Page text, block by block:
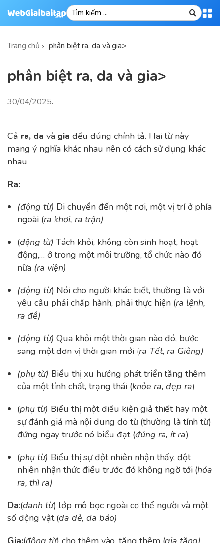
Trang chủ phân biệt ra, da và gia>
phân biệt ra, da và gia>
30/04/2025.
Cả ra, da và gia đều đúng chính tả. Hai từ này
mang ý nghĩa khác nhau nên có cách sử dụng khác
nhau
Ra:
(động từ) Di chuyển đến một nơi, một vị trí ở phía
ngoài (ra khơi, ra trận)
(động từ) Tách khỏi, không còn sinh hoạt, hoạt
động,… ở trong một môi trường, tổ chức nào đó
nữa (ra viện)
(động từ) Nói cho người khác biết, thường là với
yêu cầu phải chấp hành, phải thực hiện (ra lệnh,
ra đề)
(động từ) Qua khỏi một thời gian nào đó, bước
sang một đơn vị thời gian mới (ra Tết, ra Giêng)
(phụ từ) Biểu thị xu hướng phát triển tăng thêm
của một tính chất, trạng thái (khỏe ra, đẹp ra)
(phụ từ) Biểu thị một điều kiện giả thiết hay một
sự đánh giá mà nội dung do từ (thường là tính từ)
đứng ngay trước nó biểu đạt(đúng ra, ít ra)
(phụ từ) Biểu thị sự đột nhiên nhận thấy, đột
nhiên nhận thức điều trước đó không ngờ tới (hóa
ra, thì ra)
Da:(danh từ) lớp mô bọc ngoài cơ thể người và một
số động vật (da dẻ, da báo)
Gia:(động từ) cho thêm vào, tăng thêm (gia tăng)